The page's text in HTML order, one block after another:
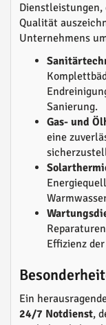
Qualität
Unternehmens
Sanierung.
Gas- und
eine
Effizienz
Ein
24/7 Notdienst,